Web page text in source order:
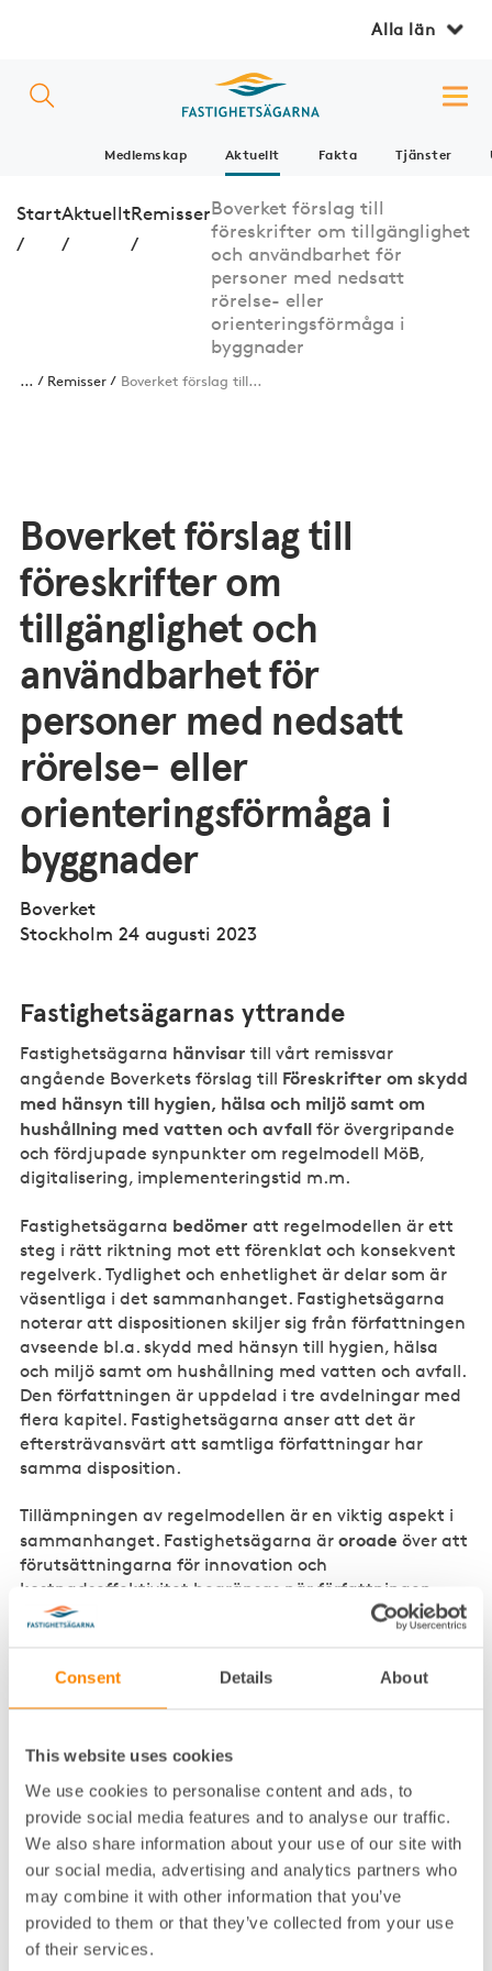
Consent Details About
This website uses cookies
We use cookies to personalise content and ads, to
provide social media features and to analyse our traffic.
We also share information about your use of our site with
our social media, advertising and analytics partners who
may combine it with other information that you’ve
provided to them or that they’ve collected from your use
of their services.
Alla län
Medlemskap Aktuellt Fakta Tjänster
Start
/
Aktuellt
/
Remisser
/
Boverket förslag till
föreskrifter om tillgänglighet
och användbarhet för
personer med nedsatt
rörelse- eller
orienteringsförmåga i
byggnader
... Remisser Boverket förslag till...
Boverket förslag till
föreskrifter om
tillgänglighet och
användbarhet för
personer med nedsatt
rörelse- eller
orienteringsförmåga i
byggnader
Boverket
Stockholm 24 augusti 2023
Fastighetsägarnas yttrande
Fastighetsägarna hänvisar till vårt remissvar
angående Boverkets förslag till Föreskrifter om skydd
med hänsyn till hygien, hälsa och miljö samt om
hushållning med vatten och avfall för övergripande
och fördjupade synpunkter om regelmodell MöB,
digitalisering, implementeringstid m.m.
Fastighetsägarna bedömer att regelmodellen är ett
steg i rätt riktning mot ett förenklat och konsekvent
regelverk. Tydlighet och enhetlighet är delar som är
väsentliga i det sammanhanget. Fastighetsägarna
noterar att dispositionen skiljer sig från författningen
avseende bl.a. skydd med hänsyn till hygien, hälsa
och miljö samt om hushållning med vatten och avfall.
Den författningen är uppdelad i tre avdelningar med
flera kapitel. Fastighetsägarna anser att det är
eftersträvansvärt att samtliga författningar har
samma disposition.
Tillämpningen av regelmodellen är en viktig aspekt i
sammanhanget. Fastighetsägarna äroroade över att
förutsättningarna för innovation och
kostnadseffektivitet begränsas när författningen
tillämpas. Fastighetsägarna
därför att det är
av väsentlig betydelse att den vägledning som
sådant sätt att den riskbedömning som kommer att
göras i varje enskilt fall inte leder till att kommuner
begränsar möjligheterna för standardisering och
ökad effektivitet.
Fastighetsägarna ser också en risk för att
regelutformningen leder till ökad risk och ökade
konsultkostnader i projekten om inte ett nationellt
godkännande av verifieringsmetoder kommer på
plats och möjliggör framtagandet av nationellt
godkända branschstandarder för hur